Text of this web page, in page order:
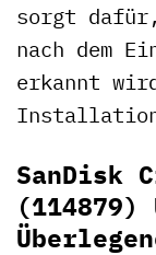
sorgt
nach dem
erkannt
SanDisk
(114879)